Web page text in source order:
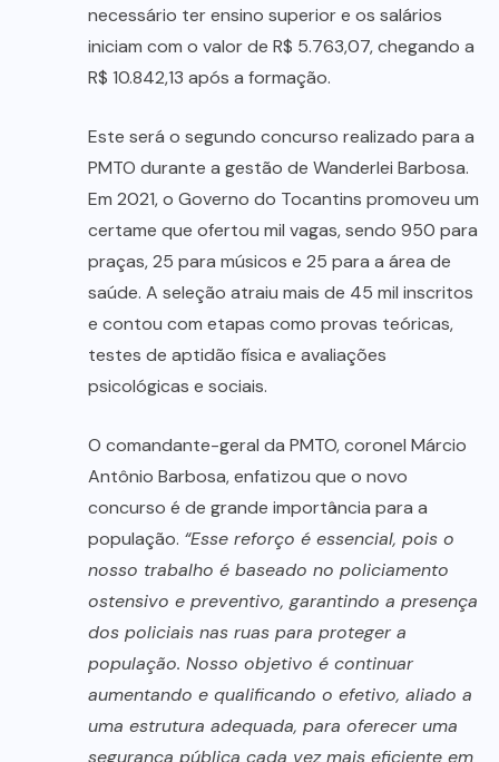
necessário ter ensino superior e os salários
iniciam com o valor de R$ 5.763,07, chegando a
R$ 10.842,13 após a formação.
Este será o segundo concurso realizado para a
PMTO durante a gestão de Wanderlei Barbosa.
Em 2021, o Governo do Tocantins promoveu um
certame que ofertou mil vagas, sendo 950 para
praças, 25 para músicos e 25 para a área de
saúde. A seleção atraiu mais de 45 mil inscritos
e contou com etapas como provas teóricas,
testes de aptidão física e avaliações
psicológicas e sociais.
O comandante-geral da PMTO, coronel Márcio
Antônio Barbosa, enfatizou que o novo
concurso é de grande importância para a
população. “Esse reforço é essencial, pois o
nosso trabalho é baseado no policiamento
ostensivo e preventivo, garantindo a presença
dos policiais nas ruas para proteger a
população. Nosso objetivo é continuar
aumentando e qualificando o efetivo, aliado a
uma estrutura adequada, para oferecer uma
segurança pública cada vez mais eficiente em